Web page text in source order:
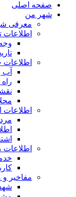
صفحه اصلی
شهر من
معرفی
اطلاعات
اطلاعات
آب
اطلاعات
اطلاعات
مفاخیر و